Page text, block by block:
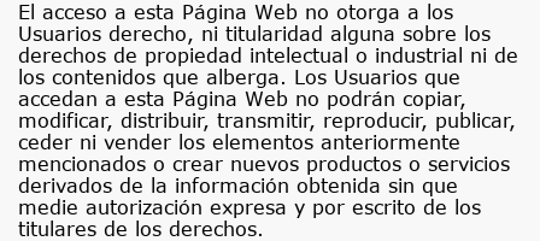
El acceso a esta Página Web no otorga a los
Usuarios derecho, ni titularidad alguna sobre los
derechos de propiedad intelectual o industrial ni de
los contenidos que alberga. Los Usuarios que
accedan a esta Página Web no podrán copiar,
modificar, distribuir, transmitir, reproducir, publicar,
ceder ni vender los elementos anteriormente
mencionados o crear nuevos productos o servicios
derivados de la información obtenida sin que
medie autorización expresa y por escrito de los
titulares de los derechos.